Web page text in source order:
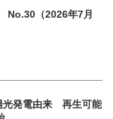
No.30（2026年7月
光発電由来 再生可能